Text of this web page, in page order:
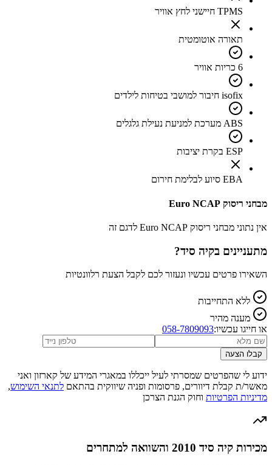
TPMS חיישני לחץ אוויר
תאורה אוטומטית
6 כריות אוויר
isofix חיבור למושבי בטיחות לילדים
ABS מערכת למניעת נעילת גלגלים
ESP בקרת יציבות
EBA סיוע לבלימת חירום
מבחני ריסוק Euro NCAP
אין נתוני מבחני ריסוק Euro NCAP לדגם זה
מתעניינים בקיה סיד?
השאירו פרטים עכשיו ונעזור לכם לקבל הצעת רלוונטיות
ללא התחייבות
מענה מהיר
או חייגו עכשיו:058-7809093
קבלו הצעה
ידוע לי שהפרטים שמסרתי לעיל ייכללו במאגרי המידע של קארזון ואני
מאשר/ת קבלת דיוורים, פרסומות ופניה שיווקית בהתאם לתנאי השימוש,
מדיניות הפרטיות וחוק הגנת הצרכן
מכירות קיה סיד 2010 והשוואה למתחרים